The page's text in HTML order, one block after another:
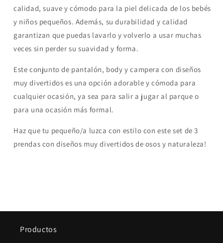
calidad, suave y cómodo para la piel delicada de los bebés
y niños pequeños. Además, su durabilidad y calidad
garantizan que puedas lavarlo y volverlo a usar muchas
veces sin perder su suavidad y forma.
Este conjunto de pantalón, body y campera con diseños
muy divertidos es una opción adorable y cómoda para
cualquier ocasión, ya sea para salir a jugar al parque o
para una ocasión más formal.
Haz que tu pequeño/a luzca con estilo con este set de 3
prendas con diseños muy divertidos de osos y naturaleza!
Productos